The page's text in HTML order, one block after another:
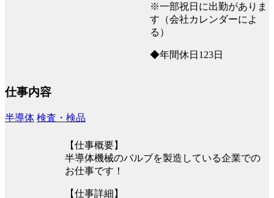
※一部祝日に出勤がありま
す（会社カレンダーによ
る）
◆年間休日123日
仕事内容
半導体 検査・検品
【仕事概要】
半導体機械のバルブを製造している企業での
お仕事です！
【仕事詳細】